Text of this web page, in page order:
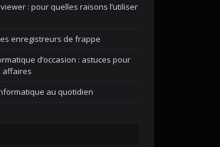
: pour quelles raisons l’utiliser
enregistreurs de frappe
d’occasion : astuces pour
affaires
au quotidien